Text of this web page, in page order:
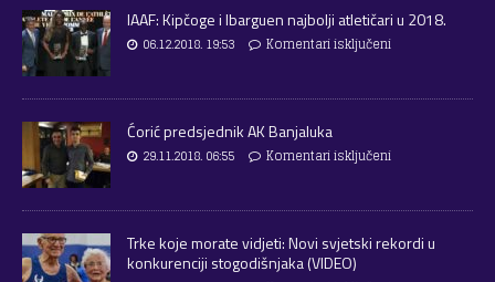
IAAF: Kipčoge i Ibarguen najbolji atletičari u 2018.
06.12.2018. 19:53 Komentari isključeni
Ćorić predsjednik AK Banjaluka
29.11.2018. 06:55 Komentari isključeni
Trke koje morate vidjeti: Novi svjetski rekordi u
konkurenciji stogodišnjaka (VIDEO)